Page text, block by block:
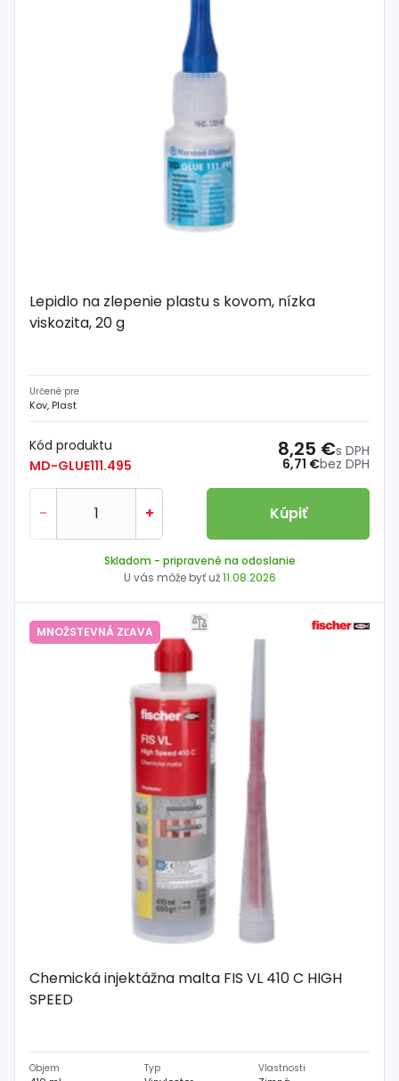
Lepidlo na zlepenie plastu s kovom, nízka
viskozita, 20 g
Určené pre
Kov, Plast
Kód produktu
MD-GLUE111.495
6,71 €bez DPH
8,25 €s DPH
- + Kúpiť
Skladom - pripravené na odoslanie
U vás môže byť už11.08.2026
MNOŽSTEVNÁ ZĽAVA
Chemická injektážna malta FIS VL 410 C HIGH
SPEED
Objem Typ Vlastnosti